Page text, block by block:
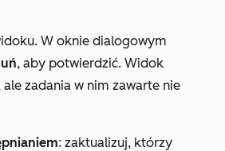
W oknie dialogowym
, aby potwierdzić. Widok
zadania w nim zawarte nie
: zaktualizuj, którzy